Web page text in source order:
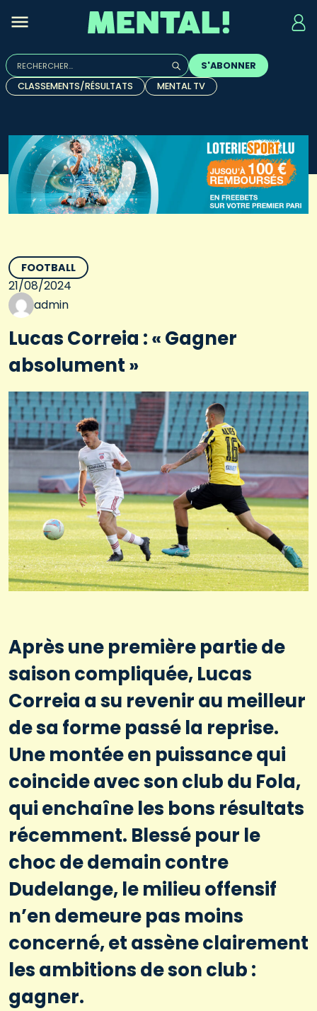
Rechercher :
Quand les résultats de l'auto-complétion sont
S'ABONNER
CLASSEMENTS/RÉSULTATS
MENTAL TV
FOOTBALL
21/08/2024
admin
Lucas Correia : « Gagner
absolument »
Après une première partie de
saison compliquée, Lucas
Correia a su revenir au meilleur
de sa forme passé la reprise.
Une montée en puissance qui
coincide avec son club du Fola,
qui enchaîne les bons résultats
récemment. Blessé pour le
choc de demain contre
Dudelange, le milieu offensif
n’en demeure pas moins
concerné, et assène clairement
les ambitions de son club :
gagner.